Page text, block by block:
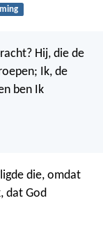
Hij, die de
Ik, de
ben Ik
die, omdat
dat God